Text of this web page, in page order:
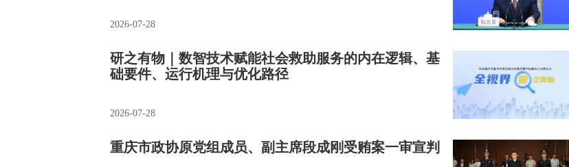
2026-07-28
研之有物｜数智技术赋能社会救助服务的内在逻辑、基
础要件、运行机理与优化路径
2026-07-28
重庆市政协原党组成员、副主席段成刚受贿案一审宣判